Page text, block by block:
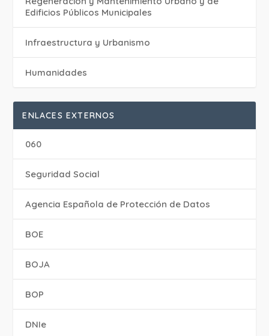
Edificios Públicos Municipales
Infraestructura y Urbanismo
Humanidades
ENLACES EXTERNOS
060
Seguridad Social
Agencia Española de Protección de Datos
BOE
BOJA
BOP
DNIe